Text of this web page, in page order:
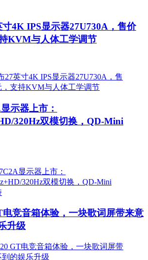
4K IPS显示器27U730A，售价
KVM与人体工学调节
示器上市：
320Hz双模切换，QD-Mini
竞音箱体验，一块歌词屏带来意
升级